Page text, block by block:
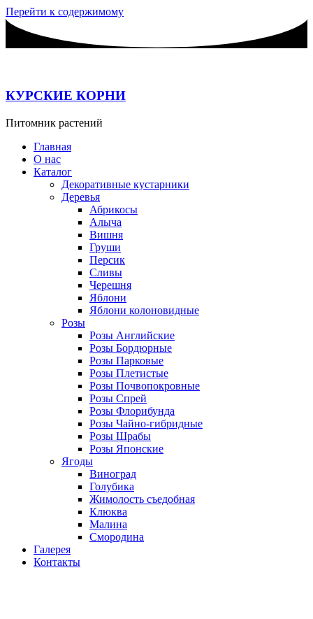
Перейти к содержимому
КУРСКИЕ КОРНИ
Питомник растений
Главная
О нас
Каталог
Декоративные кустарники
Деревья
Абрикосы
Алыча
Вишня
Груши
Персик
Сливы
Черешня
Яблони
Яблони колоновидные
Розы
Розы Английские
Розы Бордюрные
Розы Парковые
Розы Плетистые
Розы Почвопокровные
Розы Спрей
Розы Флорибунда
Розы Чайно-гибридные
Розы Шрабы
Розы Японские
Ягоды
Виноград
Голубика
Жимолость съедобная
Клюква
Малина
Смородина
Галерея
Контакты